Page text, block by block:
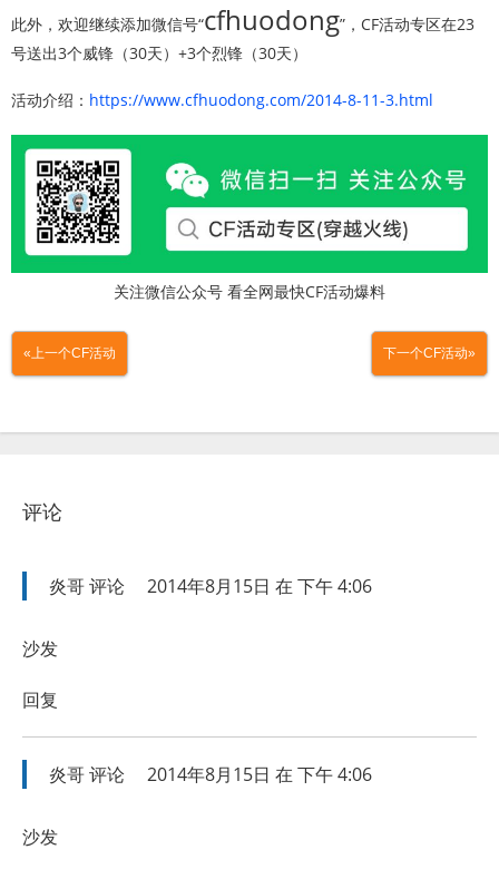
此外，欢迎继续添加微信号“cfhuodong”，CF活动专区在23
号送出3个威锋（30天）+3个烈锋（30天）
活动介绍： https://www.cfhuodong.com/2014-8-11-3.html
关注微信公众号 看全网最快CF活动爆料
«上一个CF活动 下一个CF活动»
评论
炎哥评论 2014年8月15日 在 下午 4:06
沙发
回复
炎哥评论 2014年8月15日 在 下午 4:06
沙发